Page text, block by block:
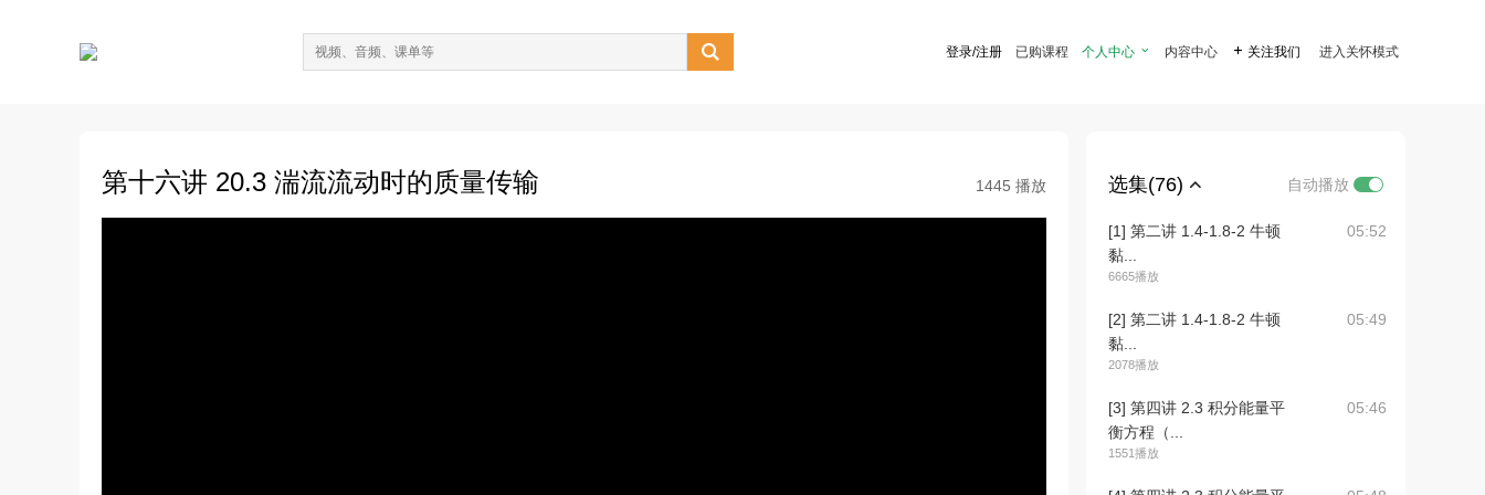
 登录/注册 已购课程 个人中心  内容中心  关注我们 进入关怀模式
第十六讲 20.3 湍流流动时的质量传输 1445 播放 选集(76) 自动播放
[1] 第二讲 1.4-1.8-2 牛顿
黏...
6665播放
05:52
[2] 第二讲 1.4-1.8-2 牛顿
黏...
2078播放
05:49
[3] 第四讲 2.3 积分能量平
衡方程（...
1551播放
05:46